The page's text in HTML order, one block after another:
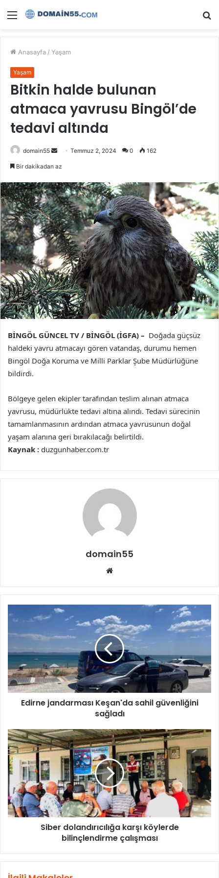
Menü
Anasayfa / Yaşam
Yaşam
Bitkin halde bulunan
atmaca yavrusu Bingöl’de
tedavi altında
domain55
Bir
göndermek
Temmuz 2, 2024 0 162
Bir dakikadan az
BİNGÖL GÜNCEL TV / BİNGÖL (İGFA) – Doğada güçsüz
haldeki yavru atmacayı gören vatandaş, durumu hemen
Bingöl Doğa Koruma ve Milli Parklar Şube Müdürlüğüne
bildirdi.
Bölgeye gelen ekipler tarafından teslim alınan atmaca
yavrusu, müdürlükte tedavi altına alındı. Tedavi sürecinin
tamamlanmasının ardından atmaca yavrusunun doğal
yaşam alanına geri bırakılacağı belirtildi.
Kaynak : duzgunhaber.com.tr
domain55
Web
Edirne jandarması Keşan'da sahil güvenliğini
sağladı
Siber dolandırıcılığa karşı köylerde
bilinçlendirme çalışması